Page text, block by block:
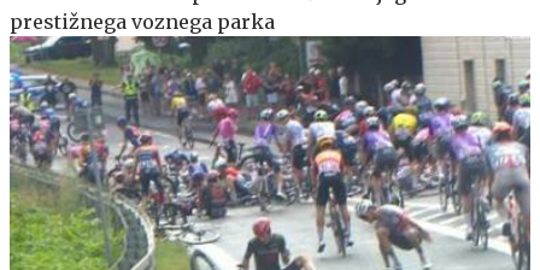
prestižnega voznega parka